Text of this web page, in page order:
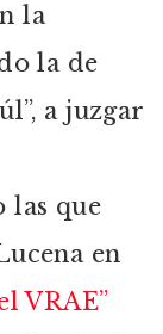
la
la de
a juzgar
las que
en
VRAE”